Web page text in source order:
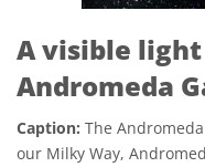
A visible
Andromeda
Caption: The
our Milky Way,